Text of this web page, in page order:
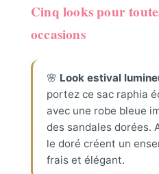
Cinq looks pour
occasions
🌸 Look estival
portez ce sac raphia
avec une robe bleue
des sandales dorées.
le doré créent un
frais et élégant.